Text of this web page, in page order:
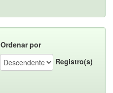
Ordenar por
Registro(s)